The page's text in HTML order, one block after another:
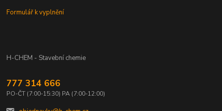
Formulář k vyplnění
H-CHEM - Stavební chemie
777 314 666
PO-ČT (7:00-15:30) PA (7:00-12:00)